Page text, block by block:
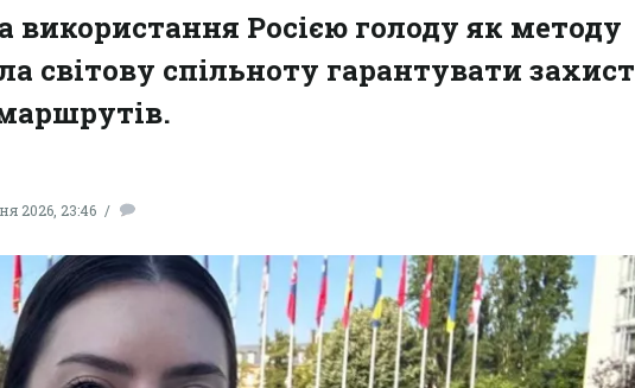
використання Росією голоду як методу
світову спільноту гарантувати захист
2026, 23:46